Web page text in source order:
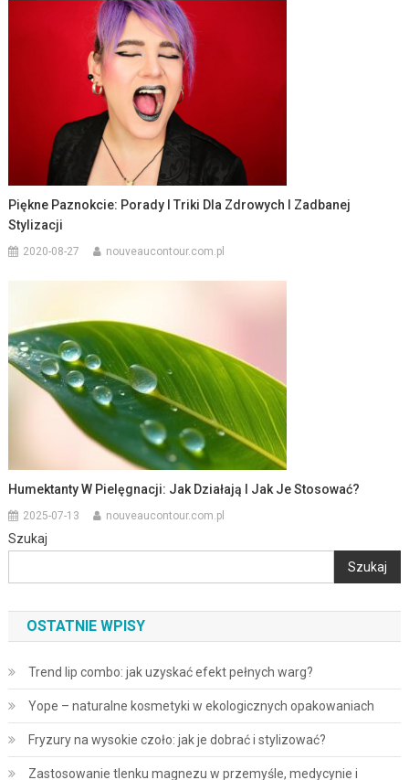
Piękne Paznokcie: Porady I Triki Dla Zdrowych I Zadbanej
Stylizacji
2020-08-27 nouveaucontour.com.pl
Humektanty W Pielęgnacji: Jak Działają I Jak Je Stosować?
2025-07-13 nouveaucontour.com.pl
Szukaj
Szukaj
OSTATNIE WPISY
Trend lip combo: jak uzyskać efekt pełnych warg?
Yope – naturalne kosmetyki w ekologicznych opakowaniach
Fryzury na wysokie czoło: jak je dobrać i stylizować?
Zastosowanie tlenku magnezu w przemyśle, medycynie i